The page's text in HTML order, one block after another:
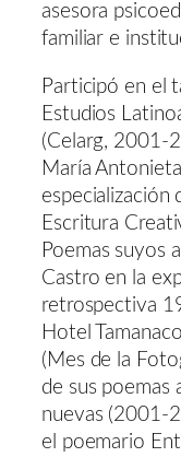
asesora
familiar e
Participó en el
Estudios
(Celarg, 2001-
María
Escritura
Poemas suyos
Castro en la
retrospectiva
Hotel
(Mes de la
de sus poemas
nuevas (2001-
el poemario